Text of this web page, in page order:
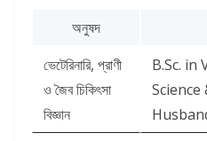
অনুষদ
ভেটেরিনারি, প্রাণী
ও জৈব চিকিৎসা
বিজ্ঞান
B.Sc. in
Science